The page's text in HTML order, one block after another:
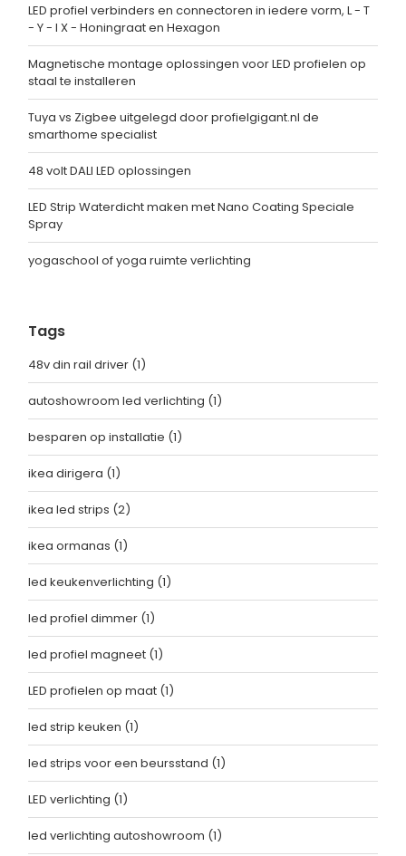
LED profiel verbinders en connectoren in iedere vorm, L - T
- Y - I X - Honingraat en Hexagon
Magnetische montage oplossingen voor LED profielen op
staal te installeren
Tuya vs Zigbee uitgelegd door profielgigant.nl de
smarthome specialist
48 volt DALI LED oplossingen
LED Strip Waterdicht maken met Nano Coating Speciale
Spray
yogaschool of yoga ruimte verlichting
Tags
48v din rail driver (1)
autoshowroom led verlichting (1)
besparen op installatie (1)
ikea dirigera (1)
ikea led strips (2)
ikea ormanas (1)
led keukenverlichting (1)
led profiel dimmer (1)
led profiel magneet (1)
LED profielen op maat (1)
led strip keuken (1)
led strips voor een beursstand (1)
LED verlichting (1)
led verlichting autoshowroom (1)